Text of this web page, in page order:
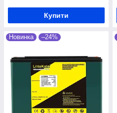
Купити
Новинка –24%